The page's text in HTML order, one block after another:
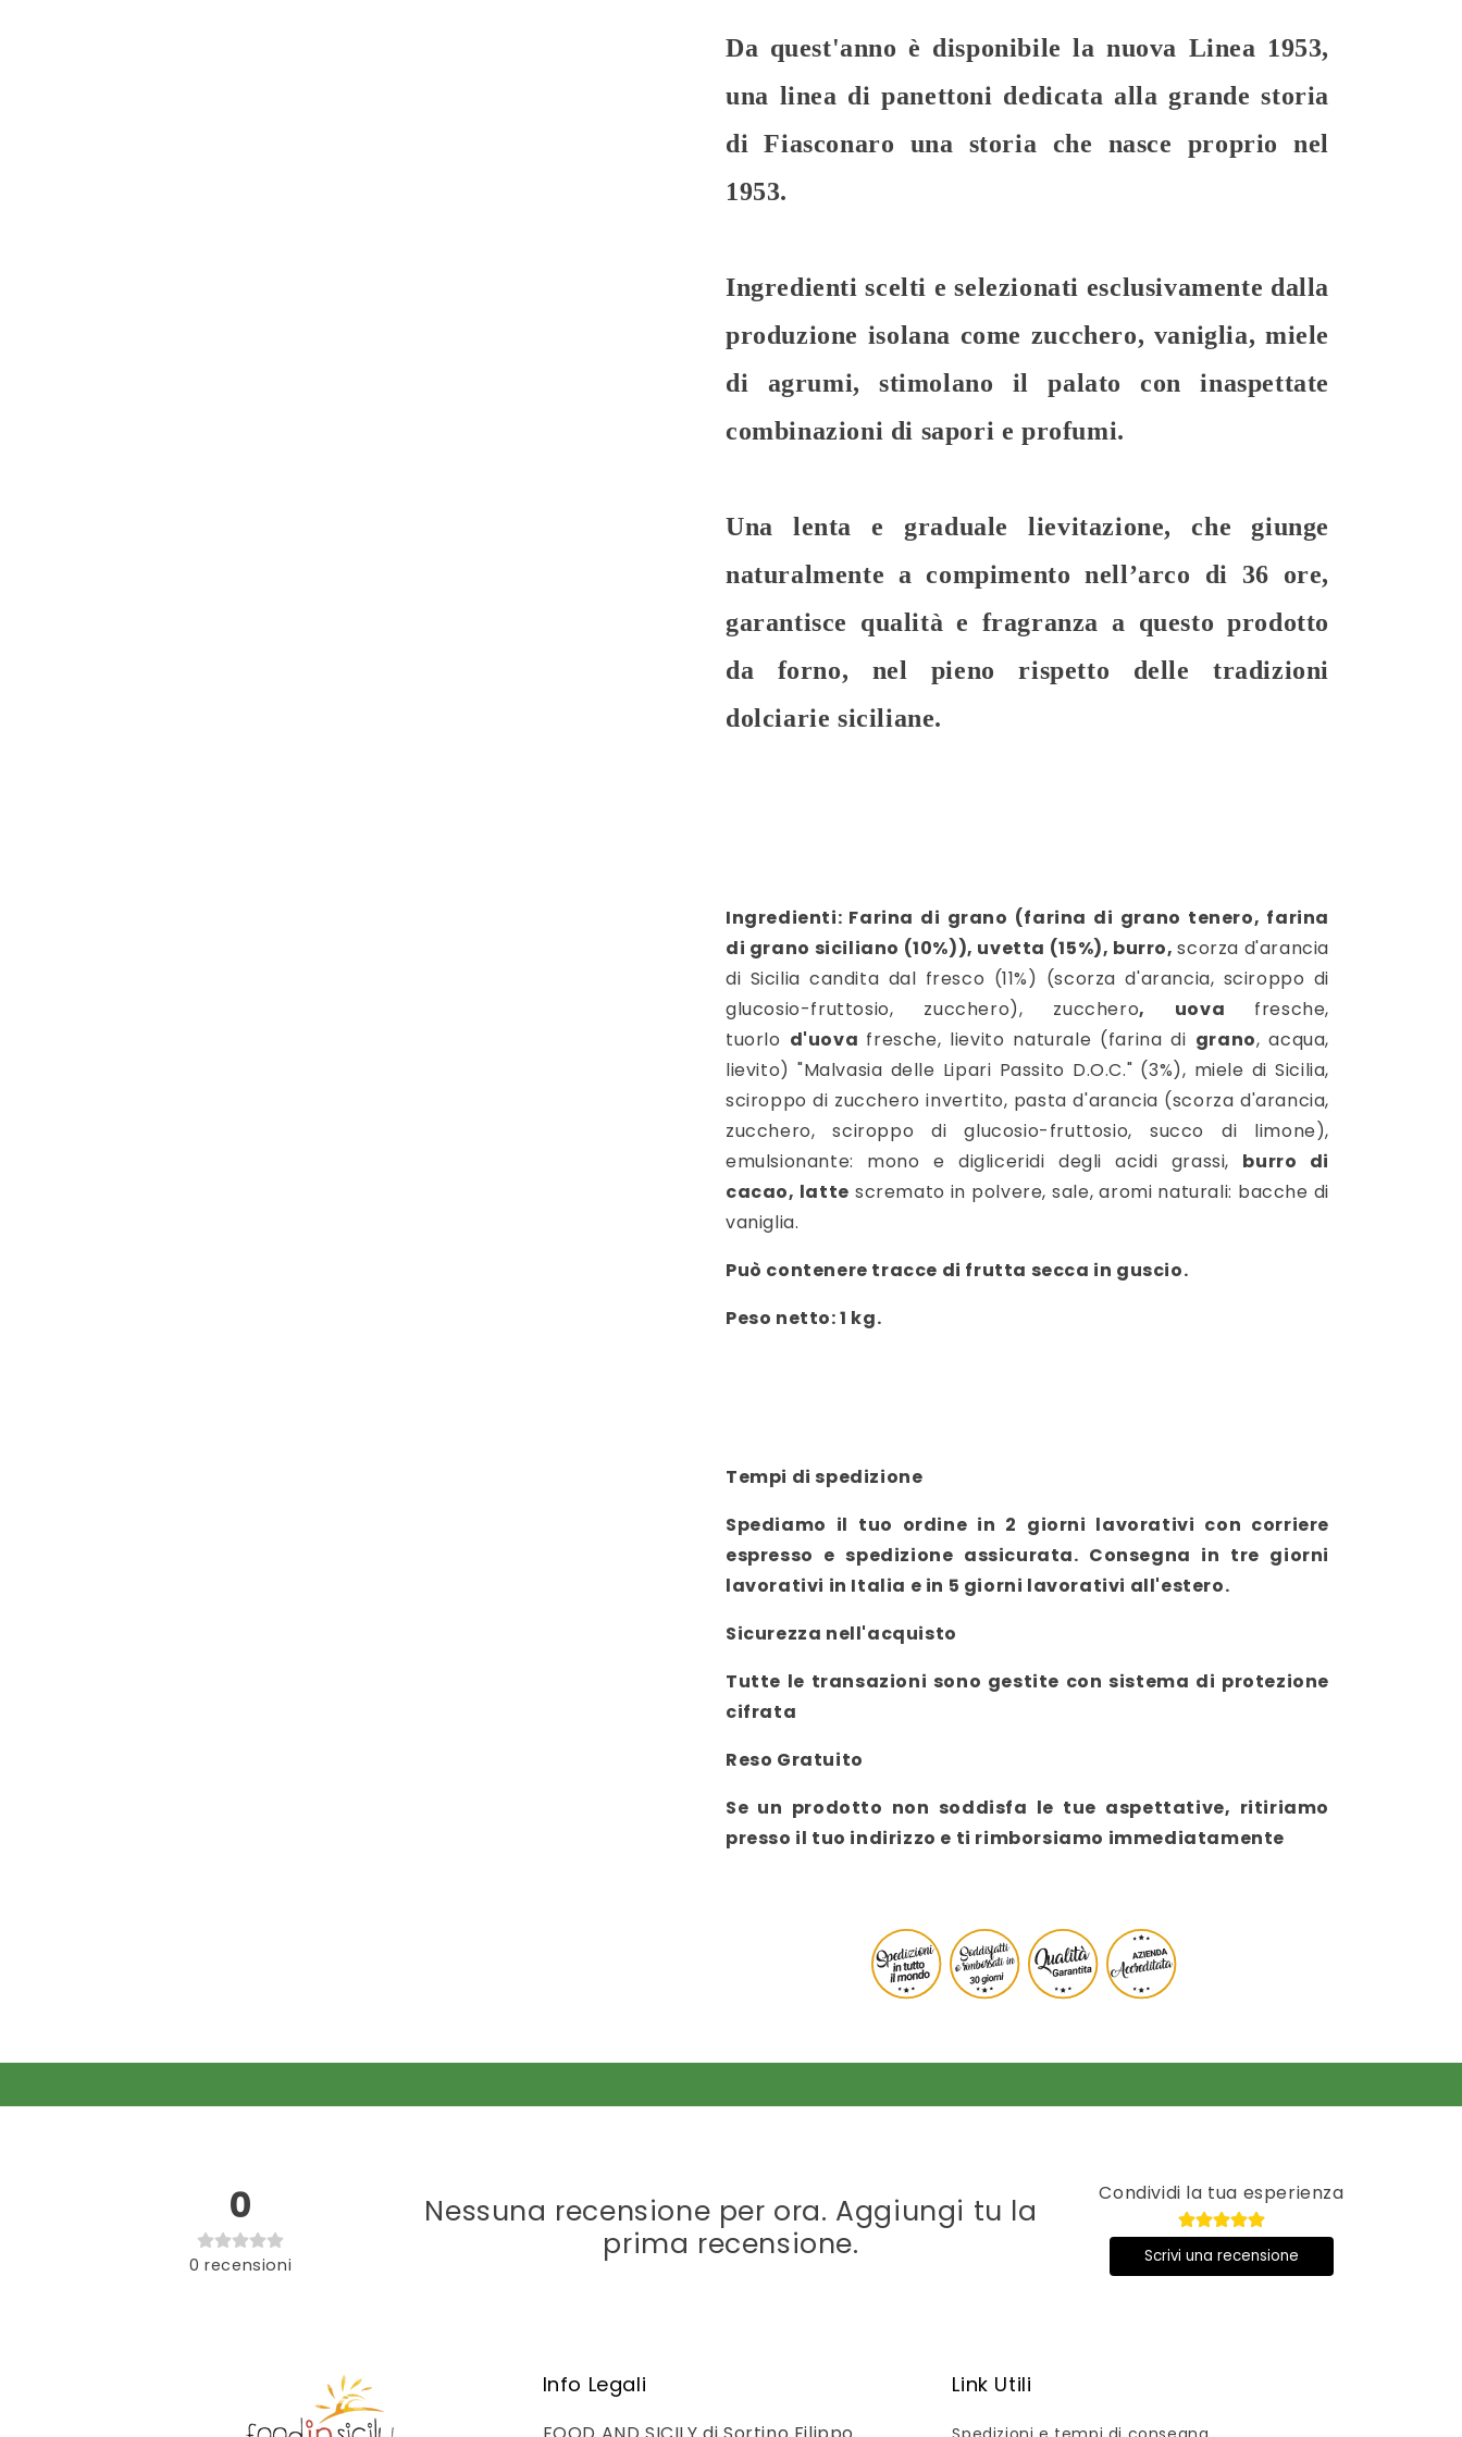
Da quest'anno è disponibile la nuova Linea 1953,
una linea di panettoni dedicata alla grande storia
di Fiasconaro una storia che nasce proprio nel
1953.
Ingredienti scelti e selezionati esclusivamente dalla
produzione isolana come zucchero, vaniglia, miele
di agrumi, stimolano il palato con inaspettate
combinazioni di sapori e profumi.
Una lenta e graduale lievitazione, che giunge
naturalmente a compimento nell’arco di 36 ore,
garantisce qualità e fragranza a questo prodotto
da forno, nel pieno rispetto delle tradizioni
dolciarie siciliane.
Ingredienti: Farina di grano (farina di grano tenero, farina
di grano siciliano (10%)), uvetta (15%), burro, scorza d'arancia
di Sicilia candita dal fresco (11%) (scorza d'arancia, sciroppo di
glucosio-fruttosio, zucchero), zucchero, uova
fresche,
tuorlo d'uova fresche, lievito naturale (farina di grano, acqua,
lievito) "Malvasia delle Lipari Passito D.O.C." (3%), miele di Sicilia,
sciroppo di zucchero invertito, pasta d'arancia (scorza d'arancia,
zucchero, sciroppo di glucosio-fruttosio, succo di limone),
emulsionante: mono e digliceridi degli acidi grassi, burro di
cacao, latte scremato in polvere, sale, aromi naturali: bacche di
vaniglia.
Può contenere tracce di frutta secca in guscio.
Peso netto: 1 kg.
Tempi di spedizione
Spediamo il tuo ordine in 2 giorni lavorativi con corriere
espresso e spedizione assicurata. Consegna in tre giorni
lavorativi in Italia e in 5 giorni lavorativi all'estero.
Sicurezza nell'acquisto
Tutte le transazioni sono gestite con sistema di protezione
cifrata
Reso Gratuito
Se un prodotto non soddisfa le tue aspettative, ritiriamo
presso il tuo indirizzo e ti rimborsiamo immediatamente
0
0 recensioni
Nessuna recensione per ora. Aggiungi tu la
prima recensione.
Condividi la tua esperienza
Scrivi una recensione
Info Legali Link Utili